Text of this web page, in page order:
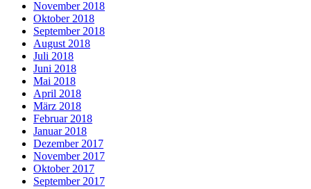
November 2018
Oktober 2018
September 2018
August 2018
Juli 2018
Juni 2018
Mai 2018
April 2018
März 2018
Februar 2018
Januar 2018
Dezember 2017
November 2017
Oktober 2017
September 2017